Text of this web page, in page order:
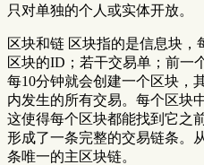
只对单独的个人或实体开放。
区块和链 区块指的是信息块
区块的ID；若干交易单；前一
每10分钟就会创建一个区块，
内发生的所有交易。每个区块
这使得每个区块都能找到它之
形成了一条完整的交易链条。
条唯一的主区块链。